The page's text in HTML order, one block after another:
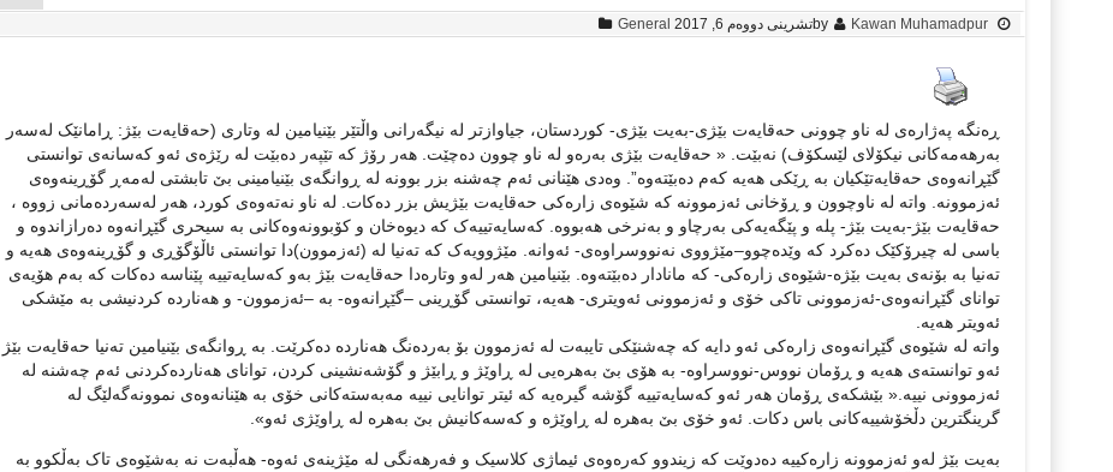
by Kawan Muhamadpur تشرینی دووەم 6, 2017 General
ڕەنگە پەژارەی لە ناو چوونی حەقایەت بێژی-بەیت بێژی- کوردستان، جیاوازتر لە نیگەرانی واڵتێر بێنیامین لە وتاری (حەقایەت بێژ: ڕامانێک لەسەر
بەرهەمەکانی نیکۆلای لێسکۆف) نەبێت. « حەقایەت بێژی بەرەو لە ناو چوون دەچێت. هەر رۆژ کە تێپەر دەبێت لە رێژەی ئەو کەسانەی توانستی
گێڕانەوەی حەقایەتێکیان بە ڕێکی هەیە کەم دەبێتەوە”. وەدی هێنانی ئەم چەشنە بزر بوونە لە ڕوانگەی بێنیامینی بێ تابشتی لەمەڕ گۆڕینەوەی
ئەزموونە. واتە لە ناوچوون و ڕۆخانی ئەزموونە کە شێوەی زارەکی حەقایەت بێژیش بزر دەکات. لە ناو نەتەوەی کورد، هەر لەسەردەمانی زووە ،
حەقایەت بێژ-بەیت بێژ- پلە و پێگەیەکی بەرچاو و بەنرخی هەبووە. کەسایەتییەک کە دیوەخان و کۆبوونەوەکانی بە سیحری گێڕانەوە دەرازاندوە و
باسی لە چیرۆکێک دەکرد کە وێدەچوو–مێژووی نەنووسراوەی- ئەوانە. مێژوویەک کە تەنیا لە (ئەزموون)دا توانستی ئاڵۆگۆڕی و گۆڕینەوەی هەیە و
تەنیا بە بۆنەی بەیت بێژە-شێوەی زارەکی- کە مانادار دەبێتەوە. بێنیامین هەر لەو وتارەدا حەقایەت بێژ بەو کەسایەتییە پێناسە دەکات کە بەم هۆیەی
توانای گێڕانەوەی-ئەزموونی تاکی خۆی و ئەزموونی ئەویتری- هەیە، توانستی گۆڕینی –گێڕانەوە- بە –ئەزموون- و هەناردە کردنیشی بە مێشکی
ئەویتر هەیە.
واتە لە شێوەی گێڕانەوەی زارەکی ئەو دایە کە چەشنێکی تایبەت لە ئەزموون بۆ بەردەنگ هەناردە دەکرێت. بە ڕوانگەی بێنیامین تەنیا حەقایەت بێژ
ئەو توانستەی هەیە و ڕۆمان نووس-نووسراوە- بە هۆی بێ بەهرەیی لە ڕاوێژ و ڕابێژ و گۆشەنشینی کردن، توانای هەناردەکردنی ئەم چەشنە لە
ئەزموونی نییە.« بێشکەی ڕۆمان هەر ئەو کەسایەتییە گۆشە گیرەیە کە ئیتر توانایی نییە مەبەستەکانی خۆی بە هێنانەوەی نموونەگەلێگ لە
گرینگترین دڵخۆشییەکانی باس دکات. ئەو خۆی بێ بەهرە لە ڕاوێژە و کەسەکانیش بێ بەهرە لە ڕاوێژی ئەو».
بەیت بێژ لەو ئەزموونە زارەکییە دەدوێت کە زیندوو کەرەوەی ئیماژی کلاسیک و فەرهەنگی لە مێژینەی ئەوە- هەڵبەت نە بەشێوەی تاک بەڵکوو بە